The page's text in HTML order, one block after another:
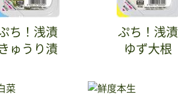
ち！浅漬
きゅうり漬
ぷち！浅漬
ゆず大根